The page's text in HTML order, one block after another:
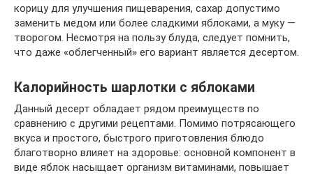
корицу для улучшения пищеварения, сахар допустимо
заменить медом или более сладкими яблоками, а муку —
творогом. Несмотря на пользу блуда, следует помнить,
что даже «облегченный» его вариант является десертом.
Калорийность шарлотки с яблоками
Данный десерт обладает рядом преимуществ по
сравнению с другими рецептами. Помимо потрясающего
вкуса и простого, быстрого приготовления блюдо
благотворно влияет на здоровье: основной компонент в
виде яблок насыщает организм витаминами, повышает